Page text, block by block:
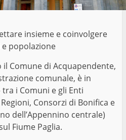
insieme e coinvolgere
popolazione
Comune di Acquapendente,
comunale, è in
i Comuni e gli Enti
Consorzi di Bonifica e
dell’Appennino centrale)
Fiume Paglia.